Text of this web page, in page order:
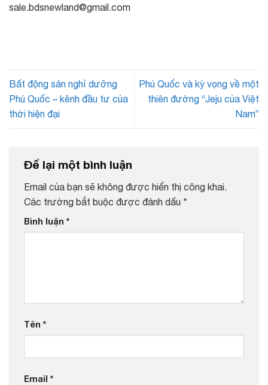
sale.bdsnewland@gmail.com
Bất động sản nghỉ dưỡng
Phú Quốc – kênh đầu tư của
thời hiện đại
Phú Quốc và kỳ vọng về một
thiên đường “Jeju của Việt
Nam”
Để lại một bình luận
Email của bạn sẽ không được hiển thị công khai.
Các trường bắt buộc được đánh dấu *
Bình luận *
Tên *
Email *